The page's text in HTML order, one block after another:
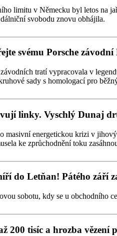
limitu v Německu byl letos na
svobodu znovu obhájila.
svému Porsche
tratí vypracovala v
sady s homologací pro
linky. Vyschlý Dunaj
masivní energetickou krizi v
ke zprůchodnění toku
do Letňan! Pátého září
sobotu, kdy se u obchodního
200 tisíc a hrozba vězení